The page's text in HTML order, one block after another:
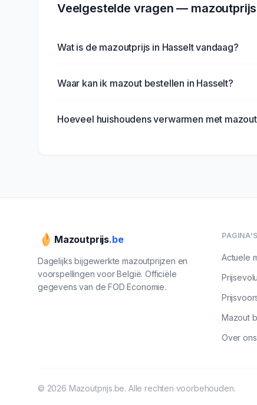
Veelgestelde vragen — mazoutprijs
Wat is de mazoutprijs in Hasselt vandaag?
Waar kan ik mazout bestellen in Hasselt?
Hoeveel huishoudens verwarmen met
Mazoutprijs.be
Dagelijks bijgewerkte mazoutprijzen en
voorspellingen voor België. Officiële
gegevens van de FOD Economie.
PAGINA'S
Actuele
Mazout
Over ons
© 2026 Mazoutprijs.be. Alle rechten voorbehouden.